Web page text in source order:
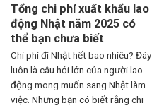
Tổng chi phí xuất khẩu lao
động Nhật năm 2025 có
thể bạn chưa biết
Chi phí đi Nhật hết bao nhiêu? Đây
luôn là câu hỏi lớn của người lao
động mong muốn sang Nhật làm
việc. Nhưng bạn có biết rằng chi